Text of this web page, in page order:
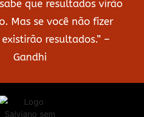
que resultados virão
Mas se você não fizer
resultados.” –
Gandhi